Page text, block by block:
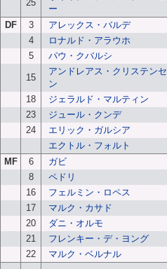
25
ー
DF 3 アレックス・バルデ
4 ロナルド・アラウホ
5 パウ・クバルシ
15
アンドレアス・クリステンセ
ン
18 ジェラルド・マルティン
23 ジュール・クンデ
24 エリック・ガルシア
エクトル・フォルト
MF 6 ガビ
8 ペドリ
16 フェルミン・ロペス
17 マルク・カサド
20 ダニ・オルモ
21 フレンキー・デ・ヨング
22 マルク・ベルナル